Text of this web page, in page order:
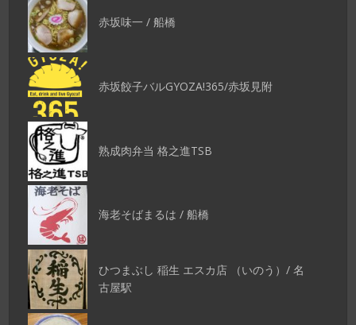
赤坂味一 / 船橋
赤坂餃子バルGYOZA!365/赤坂見附
熟成肉弁当 格之進TSB
海老そばまるは / 船橋
ひつまぶし 稲生 エスカ店 （いのう）/ 名
古屋駅